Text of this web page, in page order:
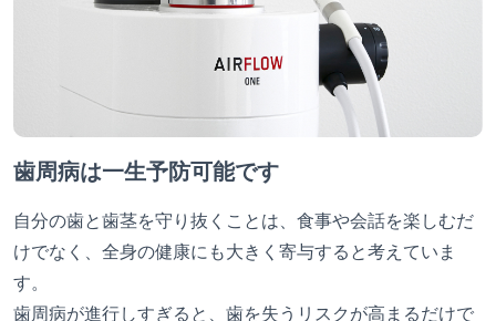
歯周病は一生予防可能です
自分の歯と歯茎を守り抜くことは、食事や会話を楽しむだ
けでなく、全身の健康にも大きく寄与すると考えていま
す。
歯周病が進行しすぎると、歯を失うリスクが高まるだけで